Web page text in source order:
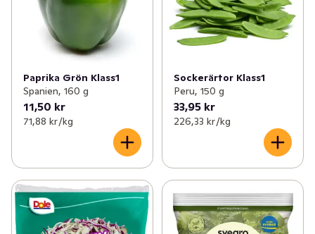
Paprika Grön Klass1
Spanien, 160 g
11,50 kr
71,88 kr /kg
Sockerärtor Klass1
Peru, 150 g
33,95 kr
226,33 kr /kg